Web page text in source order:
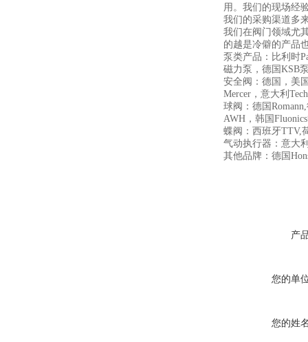
用。我们的现场经
我们的采购渠道多
我们在阀门领域尤
的越是冷僻的产品
泵类产品：比利时
磁力泵，德国KSB
安全阀：德国，美
Mercer，意大利
球阀：德国
AWH，韩国
蝶阀：西班牙TTV,
气动执行器：意大
其他品牌：德国
产
您的单
您的姓